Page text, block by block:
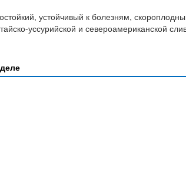
устойчивый к болезням,
уссурийской и североамериканской